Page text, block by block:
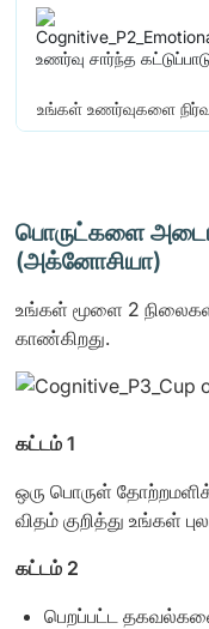
உணர்வு சார்ந்த
உங்கள் உணர்வுகளை
பொருட்களை
(அக்னோசியா)
உங்கள் மூளை 2
காண்கிறது.
கட்டம் 1
ஒரு பொருள்
விதம் குறித்து உங்கள்
கட்டம் 2
பெறப்பட்ட